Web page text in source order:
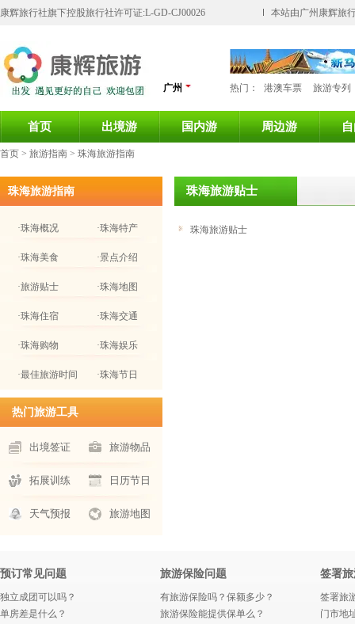
康辉旅行社旗下控股旅行社许可证:L-GD-CJ00026 本站由广州康辉旅
广州 热门： 港澳车票 旅游专列
首页 出境游 国内游 周边游
首页 > 旅游指南 > 珠海旅游指南
珠海旅游指南
·珠海概况 ·珠海特产
·珠海美食 ·景点介绍
·旅游贴士 ·珠海地图
·珠海住宿 ·珠海交通
·珠海购物 ·珠海娱乐
·最佳旅游时间 ·珠海节日
热门旅游工具
出境签证 旅游物品
拓展训练 日历节日
天气预报 旅游地图
珠海旅游贴士
珠海旅游贴士
预订常见问题
独立成团可以吗？
单房差是什么？
旅游保险问题
有旅游保险吗？保额多少？
旅游保险能提供保单么？
签署
签署旅
门市地